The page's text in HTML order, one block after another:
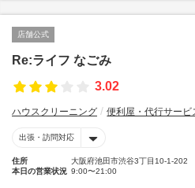
店舗公式
Re:ライフ なごみ
3.02
ハウスクリーニング 便利屋・代行サービ
出張・訪問対応
住所
大阪府池田市渋谷3丁目10-1-202
本日の営業状況 9:00〜21:00